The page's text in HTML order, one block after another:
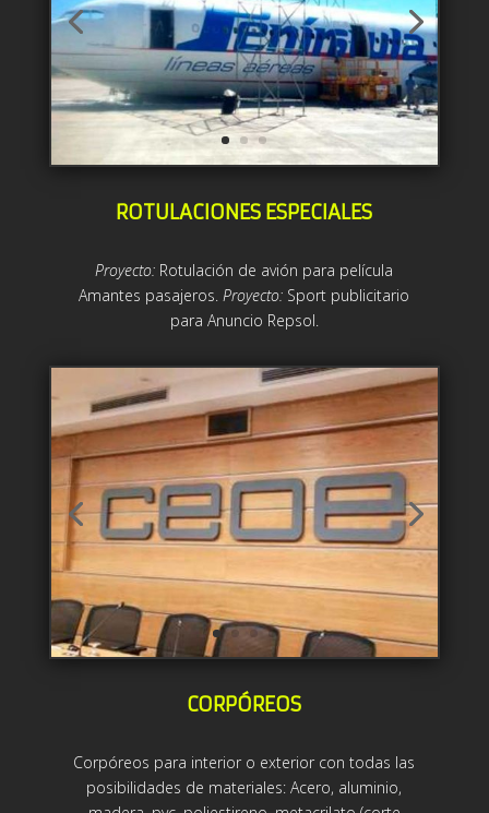
ROTULACIONES ESPECIALES
Proyecto: Rotulación de avión para película
Amantes pasajeros. Proyecto: Sport publicitario
para Anuncio Repsol.
CORPÓREOS
Corpóreos para interior o exterior con todas las
posibilidades de materiales: Acero, aluminio,